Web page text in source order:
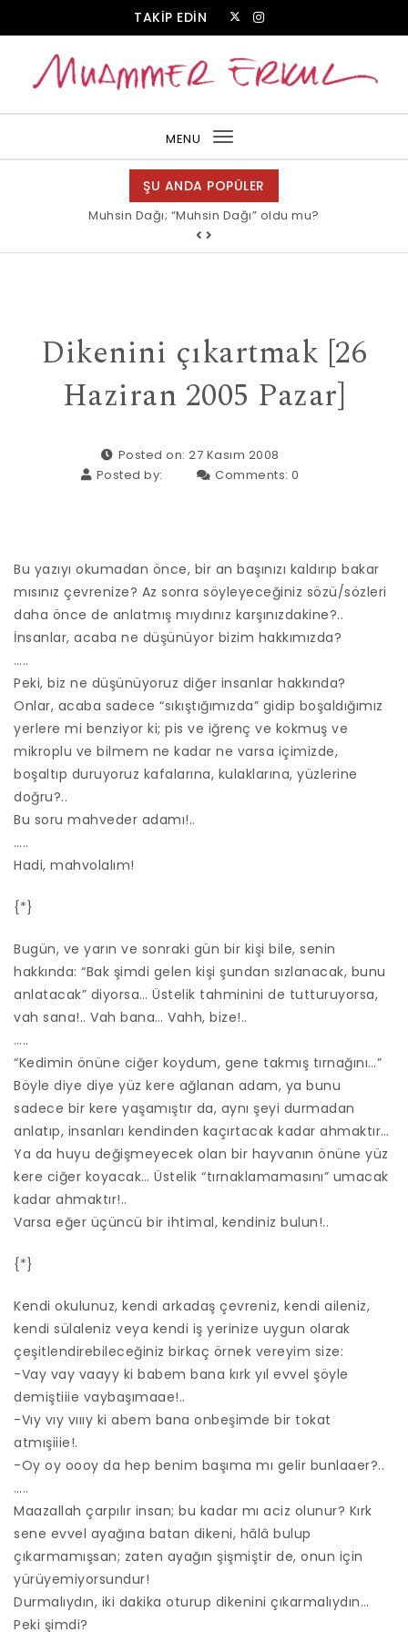
TAKİP EDİN
MENU
Toggle
navigation
ŞU ANDA POPÜLER
Muhsin Dağı; “Muhsin Dağı” oldu mu?
Dikenini çıkartmak [26
Haziran 2005 Pazar]
Posted on: 27 Kasım 2008
Posted by:
Comments:0
Bu yazıyı okumadan önce, bir an başınızı kaldırıp bakar
mısınız çevrenize? Az sonra söyleyeceğiniz sözü/sözleri
daha önce de anlatmış mıydınız karşınızdakine?..
İnsanlar, acaba ne düşünüyor bizim hakkımızda?
…..
Peki, biz ne düşünüyoruz diğer insanlar hakkında?
Onlar, acaba sadece “sıkıştığımızda” gidip boşaldığımız
yerlere mi benziyor ki; pis ve iğrenç ve kokmuş ve
mikroplu ve bilmem ne kadar ne varsa içimizde,
boşaltıp duruyoruz kafalarına, kulaklarına, yüzlerine
doğru?..
Bu soru mahveder adamı!..
…..
Hadi, mahvolalım!
{*}
Bugün, ve yarın ve sonraki gün bir kişi bile, senin
hakkında: “Bak şimdi gelen kişi şundan sızlanacak, bunu
anlatacak” diyorsa… Üstelik tahminini de tutturuyorsa,
vah sana!.. Vah bana… Vahh, bize!..
…..
“Kedimin önüne ciğer koydum, gene takmış tırnağını…”
Böyle diye diye yüz kere ağlanan adam, ya bunu
sadece bir kere yaşamıştır da, aynı şeyi durmadan
anlatıp, insanları kendinden kaçırtacak kadar ahmaktır…
Ya da huyu değişmeyecek olan bir hayvanın önüne yüz
kere ciğer koyacak… Üstelik “tırnaklamamasını” umacak
kadar ahmaktır!..
Varsa eğer üçüncü bir ihtimal, kendiniz bulun!..
{*}
Kendi okulunuz, kendi arkadaş çevreniz, kendi aileniz,
kendi sülaleniz veya kendi iş yerinize uygun olarak
çeşitlendirebileceğiniz birkaç örnek vereyim size:
-Vay vay vaayy ki babem bana kırk yıl evvel şöyle
demiştiiie vaybaşımaae!..
-Vıy vıy vıııy ki abem bana onbeşimde bir tokat
atmışiiie!.
-Oy oy oooy da hep benim başıma mı gelir bunlaaer?..
…..
Maazallah çarpılır insan; bu kadar mı aciz olunur? Kırk
sene evvel ayağına batan dikeni, hâlâ bulup
çıkarmamışsan; zaten ayağın şişmiştir de, onun için
yürüyemiyorsundur!
Durmalıydın, iki dakika oturup dikenini çıkarmalıydın…
Peki şimdi?